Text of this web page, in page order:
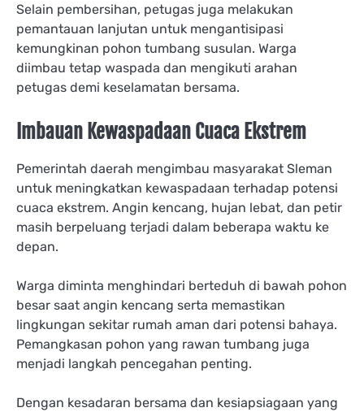
Selain pembersihan, petugas juga melakukan
pemantauan lanjutan untuk mengantisipasi
kemungkinan pohon tumbang susulan. Warga
diimbau tetap waspada dan mengikuti arahan
petugas demi keselamatan bersama.
Imbauan Kewaspadaan Cuaca Ekstrem
Pemerintah daerah mengimbau masyarakat Sleman
untuk meningkatkan kewaspadaan terhadap potensi
cuaca ekstrem. Angin kencang, hujan lebat, dan petir
masih berpeluang terjadi dalam beberapa waktu ke
depan.
Warga diminta menghindari berteduh di bawah pohon
besar saat angin kencang serta memastikan
lingkungan sekitar rumah aman dari potensi bahaya.
Pemangkasan pohon yang rawan tumbang juga
menjadi langkah pencegahan penting.
Dengan kesadaran bersama dan kesiapsiagaan yang